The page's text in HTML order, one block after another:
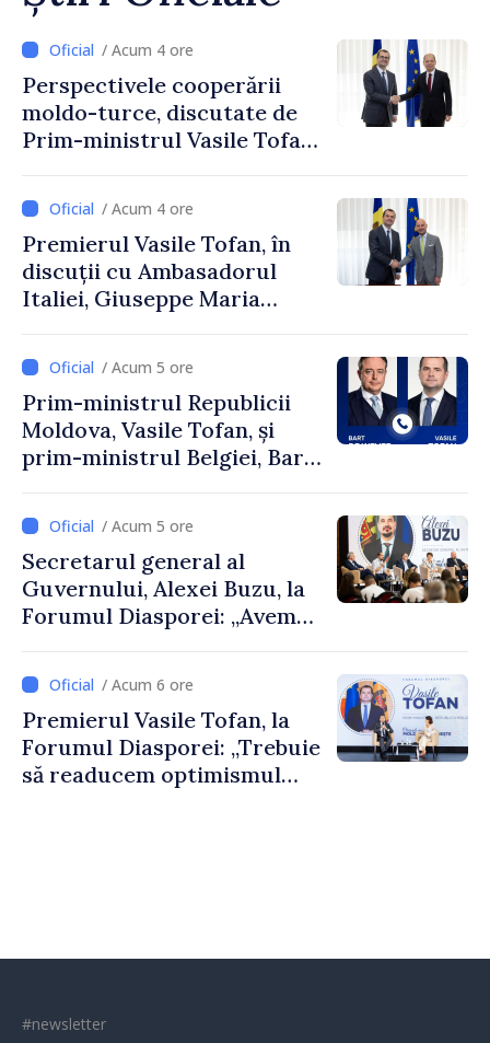
/ Acum 4 ore
Perspectivele cooperării
moldo-turce, discutate de
Prim-ministrul Vasile Tofan
Uygar Mustafa Sertel
/ Acum 4 ore
Premierul Vasile Tofan, în
discuții cu Ambasadorul
Italiei, Giuseppe Maria
/ Acum 5 ore
Prim-ministrul Republicii
Moldova, Vasile Tofan, și
prim-ministrul Belgiei, Bart
despre parcursul european
al Republicii Moldova.
/ Acum 5 ore
Secretarul general al
Guvernului, Alexei Buzu, la
Forumul Diasporei: „Avem
dumneavoastră pentru a
construi comunități mai
puternice”
/ Acum 6 ore
Premierul Vasile Tofan, la
Forumul Diasporei: „Trebuie
să readucem optimismul
#newsletter